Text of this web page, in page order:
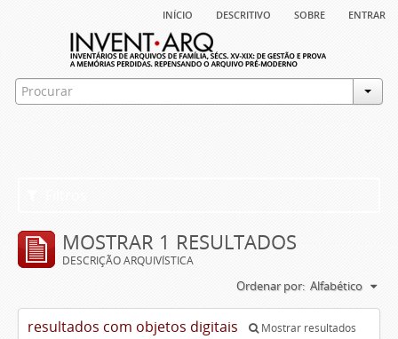
início descritivo sobre entrar
MOSTRAR 1 RESULTADOS
DESCRIÇÃO ARQUIVÍSTICA
Ordenar por: Alfabético
resultados com objetos digitais
Mostrar resultados